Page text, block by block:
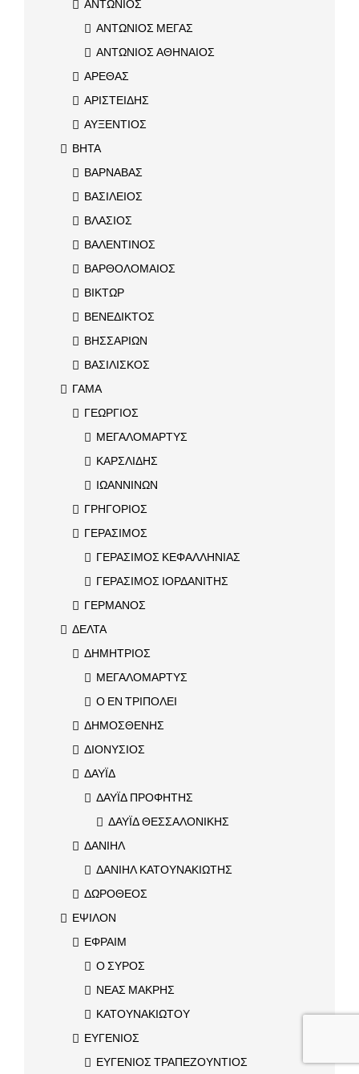
ΑΝΤΩΝΙΟΣ
ΑΝΤΩΝΙΟΣ ΜΕΓΑΣ
ΑΝΤΩΝΙΟΣ ΑΘΗΝΑΙΟΣ
ΑΡΕΘΑΣ
ΑΡΙΣΤΕΙΔΗΣ
ΑΥΞΕΝΤΙΟΣ
ΒΗΤΑ
ΒΑΡΝΑΒΑΣ
ΒΑΣΙΛΕΙΟΣ
ΒΛΑΣΙΟΣ
ΒΑΛΕΝΤΙΝΟΣ
ΒΑΡΘΟΛΟΜΑΙΟΣ
ΒΙΚΤΩΡ
ΒΕΝΕΔΙΚΤΟΣ
ΒΗΣΣΑΡΙΩΝ
ΒΑΣΙΛΙΣΚΟΣ
ΓΑΜΑ
ΓΕΩΡΓΙΟΣ
ΜΕΓΑΛΟΜΑΡΤΥΣ
ΚΑΡΣΛΙΔΗΣ
ΙΩΑΝΝΙΝΩΝ
ΓΡΗΓΟΡΙΟΣ
ΓΕΡΑΣΙΜΟΣ
ΓΕΡΑΣΙΜΟΣ ΚΕΦΑΛΛΗΝΙΑΣ
ΓΕΡΑΣΙΜΟΣ ΙΟΡΔΑΝΙΤΗΣ
ΓΕΡΜΑΝΟΣ
ΔΕΛΤΑ
ΔΗΜΗΤΡΙΟΣ
ΜΕΓΑΛΟΜΑΡΤΥΣ
Ο ΕΝ ΤΡΙΠΟΛΕΙ
ΔΗΜΟΣΘΕΝΗΣ
ΔΙΟΝΥΣΙΟΣ
ΔΑΥΪΔ
ΔΑΥΪΔ ΠΡΟΦΗΤΗΣ
ΔΑΥΪΔ ΘΕΣΣΑΛΟΝΙΚΗΣ
ΔΑΝΙΗΛ
ΔΑΝΙΗΛ ΚΑΤΟΥΝΑΚΙΩΤΗΣ
ΔΩΡΟΘΕΟΣ
ΕΨΙΛΟΝ
ΕΦΡΑΙΜ
Ο ΣΥΡΟΣ
ΝΕΑΣ ΜΑΚΡΗΣ
ΚΑΤΟΥΝΑΚΙΩΤΟΥ
ΕΥΓΕΝΙΟΣ
ΕΥΓΕΝΙΟΣ ΤΡΑΠΕΖΟΥΝΤΙΟΣ